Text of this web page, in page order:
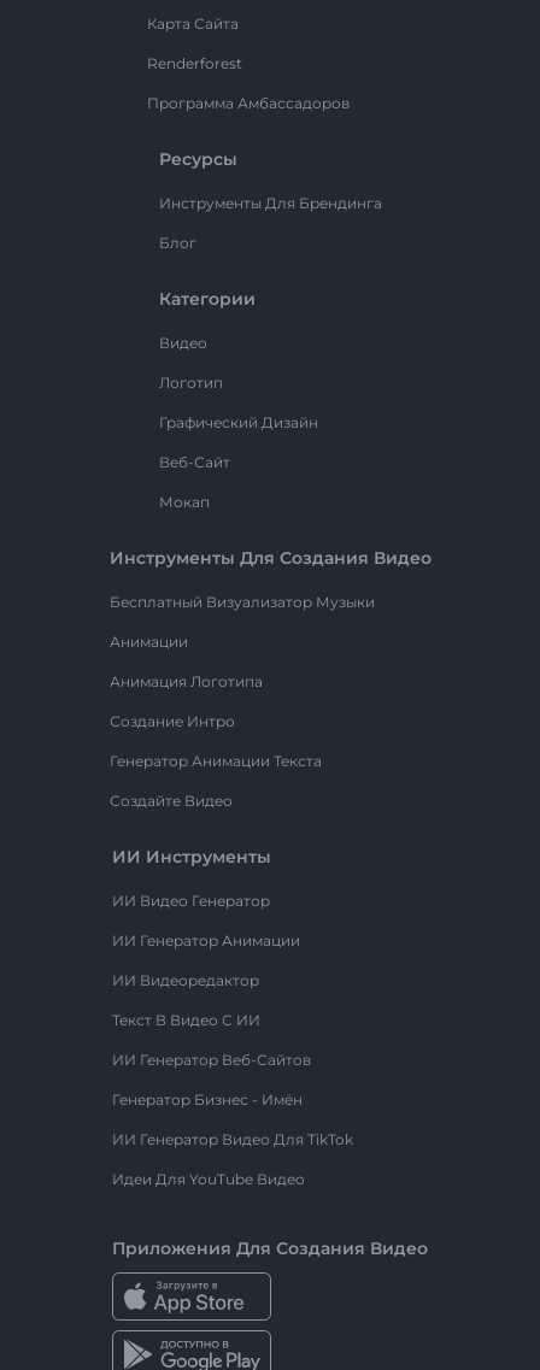
Карта Сайта
Renderforest
Программа Амбассадоров
Ресурсы
Инструменты Для Брендинга
Блог
Категории
Видео
Логотип
Графический Дизайн
Веб-Сайт
Мокап
Инструменты Для Создания Видео
Бесплатный Визуализатор Музыки
Анимации
Анимация Логотипа
Создание Интро
Генератор Анимации Текста
Создайте Видео
ИИ Инструменты
ИИ Видео Генератор
ИИ Генератор Анимации
ИИ Видеоредактор
Текст В Видео С ИИ
ИИ Генератор Веб-Сайтов
Генератор Бизнес - Имён
ИИ Генератор Видео Для TikTok
Идеи Для YouTube Видео
Приложения Для Создания Видео